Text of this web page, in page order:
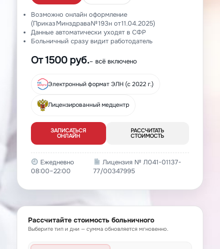
Возможно онлайн оформление
(Приказ Минздрава № 193н от 11.04.2025)
Данные автоматически уходят в СФР
Больничный сразу видит работодатель
От 1500 руб.– всё включено
Электронный формат ЭЛН (с 2022 г.)
Лицензированный медцентр
ЗАПИСАТЬСЯ
ОНЛАЙН
РАССЧИТАТЬ
СТОИМОСТЬ
Ежедневно
08:00–22:00
Лицензия № Л041-01137-
77/00347995
Рассчитайте стоимость больничного
Выберите тип и дни — сумма обновляется мгновенно.